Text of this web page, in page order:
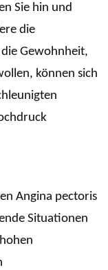
Sie hin und
die
Gewohnheit,
können sich
Angina pectoris
Situationen